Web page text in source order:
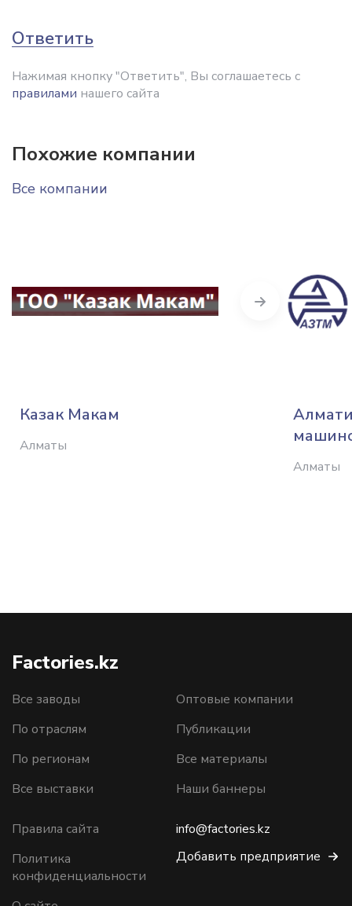
Ответить
Нажимая кнопку "Ответить", Вы соглашаетесь с
правилами нашего сайта
Похожие компании
Все компании
Казак Макам
Алматы
Алматы
Next
Factories.kz
Все заводы
По отраслям
По регионам
Все выставки
Оптовые компании
Публикации
Все материалы
Наши баннеры
Правила сайта
Политика
конфиденциальности
info@factories.kz
Добавить предприятие